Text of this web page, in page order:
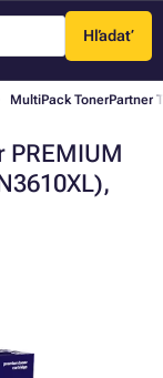
Hľadať
Menu
MultiPack TonerPartner
PREMIUM